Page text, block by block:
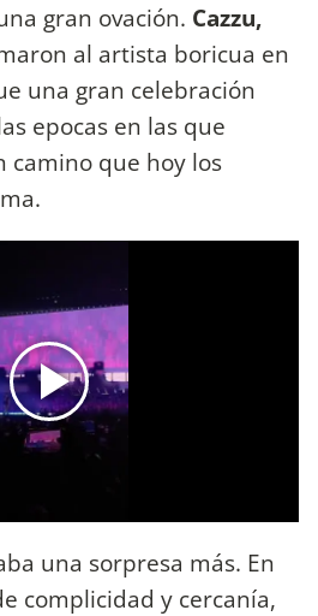
gran ovación. Cazzu,
al artista boricua en
una gran celebración
epocas en las que
camino que hoy los
una sorpresa más. En
complicidad y cercanía,